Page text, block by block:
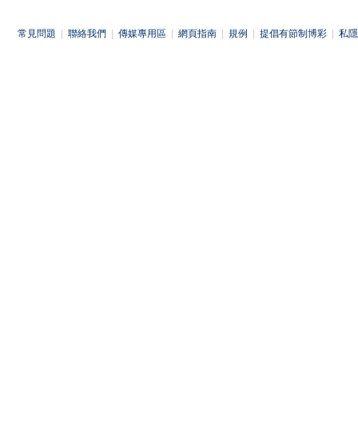
常見問題 聯絡我們 傳媒專用區 網頁指南 規例 提倡有節制博彩 私